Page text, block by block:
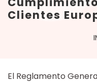
Clientes
El Reglamento